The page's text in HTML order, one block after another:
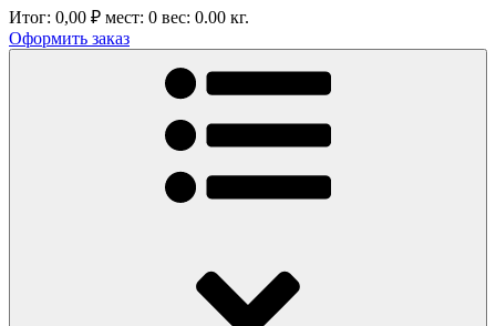
Итог: 0,00 ₽ мест: 0 вес: 0.00 кг.
Оформить заказ